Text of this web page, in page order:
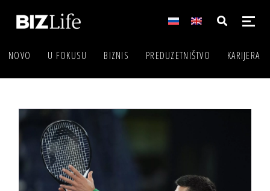
NOVO U FOKUSU BIZNIS PREDUZETNIŠTVO KARIJERA